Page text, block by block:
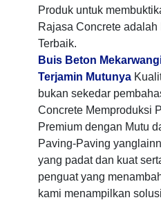
Produk untuk
Rajasa Concrete
Terbaik.
Buis Beton
Terjamin Mutunya
bukan sekedar
Concrete Memproduksi
Premium dengan Mutu
Paving-Paving
yang padat dan kuat
penguat yang
kami menampilkan